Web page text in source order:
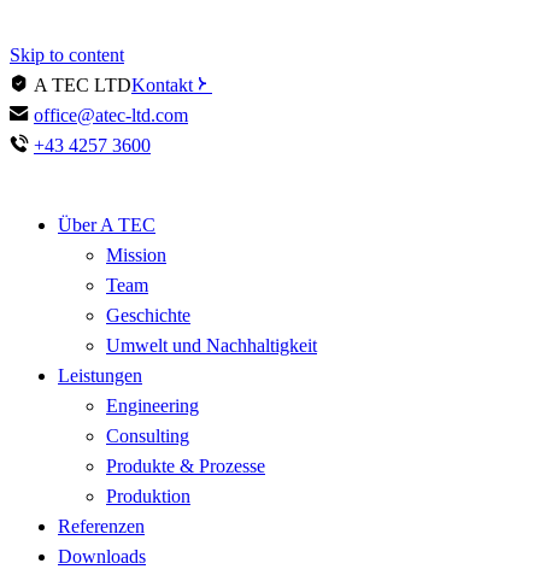
Skip to content
A TEC LTDKontakt
office@atec-ltd.com
+43 4257 3600
Über A TEC
Mission
Team
Geschichte
Umwelt und Nachhaltigkeit
Leistungen
Engineering
Consulting
Produkte & Prozesse
Produktion
Referenzen
Downloads